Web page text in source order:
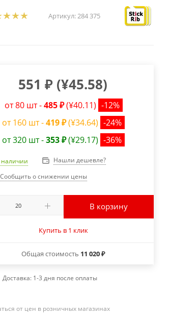
Артикул:284 375
551 ₽ (¥45.58)
от 80 шт -485 ₽(¥40.11) -12%
от 160 шт -419 ₽(¥34.64) -24%
от 320 шт -353 ₽(¥29.17) -36%
наличии
Нашли дешевле?
Сообщить о снижении цены
В корзину
Купить в 1 клик
Общая стоимость 11 020 ₽
Доставка: 1-3 дня после оплаты
от цен в розничных магазинах